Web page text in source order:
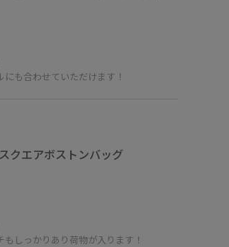
も合わせていただけます！
クエアボストンバッグ
しっかりあり荷物が入ります！